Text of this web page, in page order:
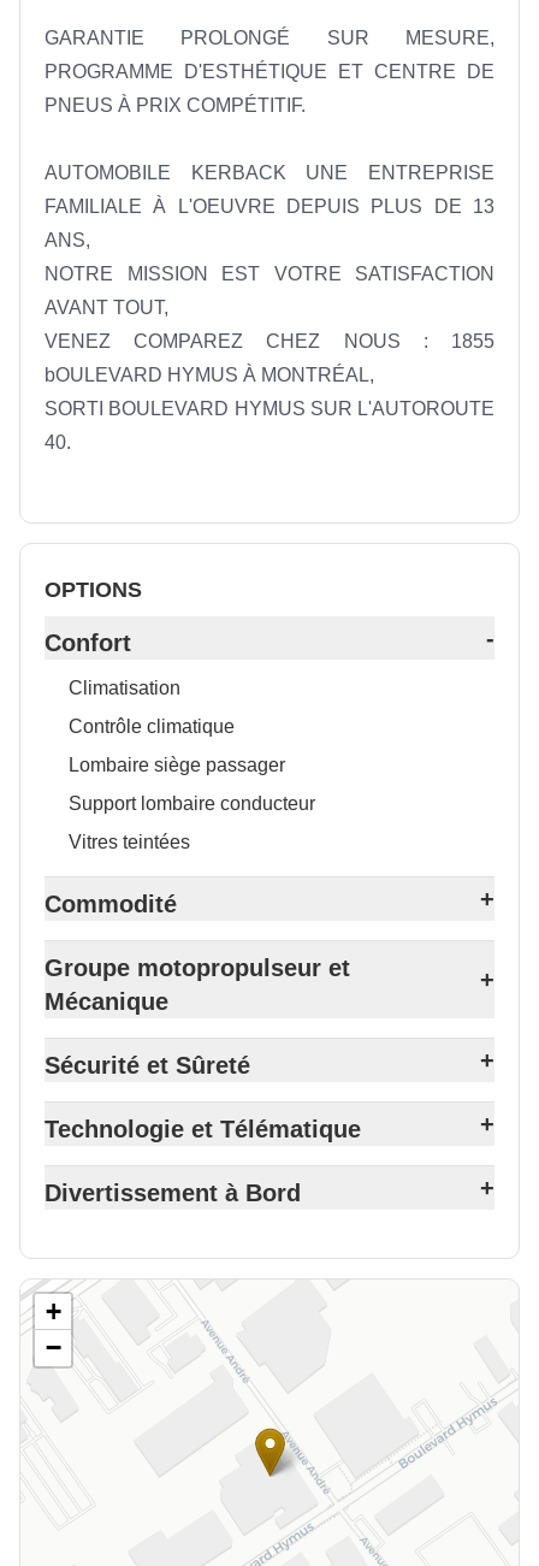
GARANTIE PROLONGÉ SUR MESURE,
PROGRAMME D'ESTHÉTIQUE ET CENTRE DE
PNEUS À PRIX COMPÉTITIF.
AUTOMOBILE KERBACK UNE ENTREPRISE
FAMILIALE À L'OEUVRE DEPUIS PLUS DE 13
ANS,
NOTRE MISSION EST VOTRE SATISFACTION
AVANT TOUT,
VENEZ COMPAREZ CHEZ NOUS : 1855
bOULEVARD HYMUS À MONTRÉAL,
SORTI BOULEVARD HYMUS SUR L'AUTOROUTE
40.
OPTIONS
Confort -
Climatisation
Contrôle climatique
Lombaire siège passager
Support lombaire conducteur
Vitres teintées
Commodité +
Groupe motopropulseur et
Mécanique
+
Sécurité et Sûreté +
Technologie et Télématique +
Divertissement à Bord +
+
−